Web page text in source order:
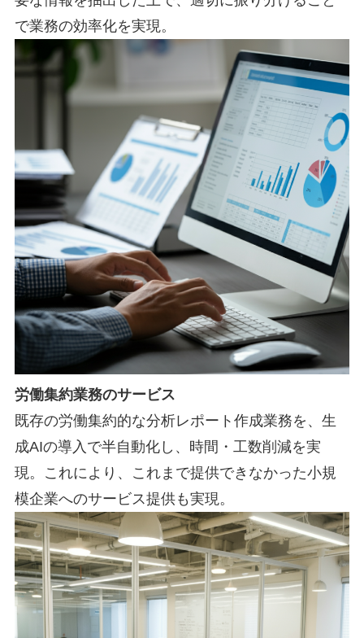
で業務の効率化を実現。
労働集約業務のサービス
既存の労働集約的な分析レポート作成業務を、生
成AIの導入で半自動化し、時間・工数削減を実
現。これにより、これまで提供できなかった小規
模企業へのサービス提供も実現。